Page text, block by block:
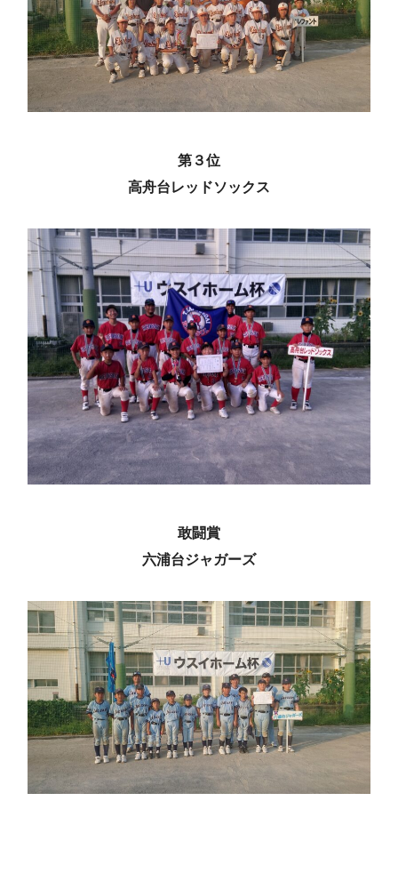
第３位
高舟台レッドソックス
敢闘賞
六浦台ジャガーズ